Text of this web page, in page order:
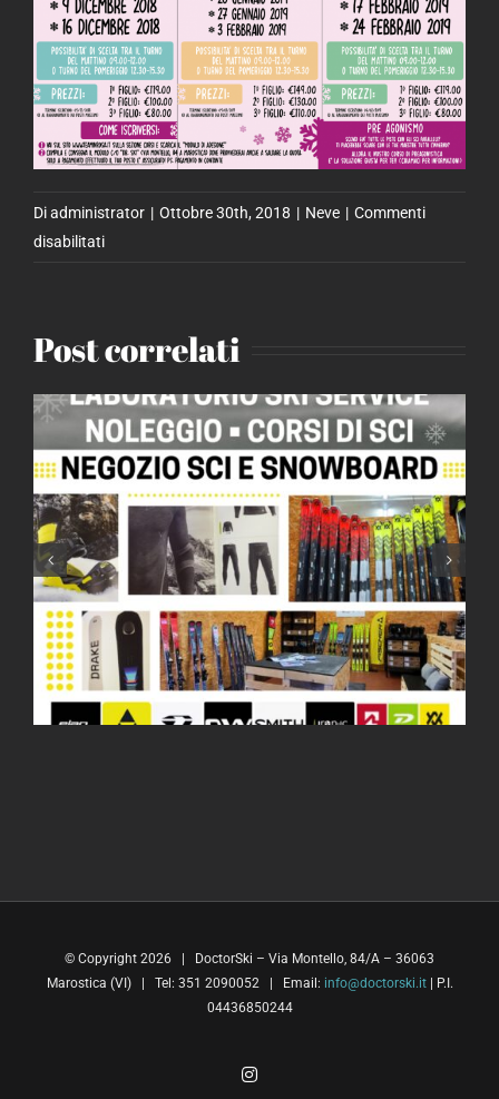
Diadministrator | Ottobre 30th, 2018 | Neve | Commenti
disabilitatisu
2018
–
DR
Ski
Post correlati
Corsi di Sci 2024 / 2025 – DR
Ski
© Copyright 2026 | DoctorSki – Via Montello, 84/A – 36063
Marostica (VI) | Tel: 351 2090052 | Email: info@doctorski.it
| P.I.
04436850244
Instagram